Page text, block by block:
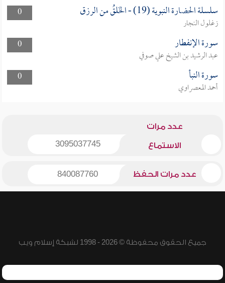
0
سلسلة الحضارة النبوية (19) - الخَلقُ من الرزق
زغلول النجار
0
سورة الإنفطار
عبد الرشيد بن الشيخ علي صوفي
0
سورة النبأ
أحمد المعصراوي
عدد مرات
الاستماع 3095037745
عدد مرات الحفظ 840087760
جميع الحقوق محفوظة © 2026 - 1998 لشبكة إسلام ويب